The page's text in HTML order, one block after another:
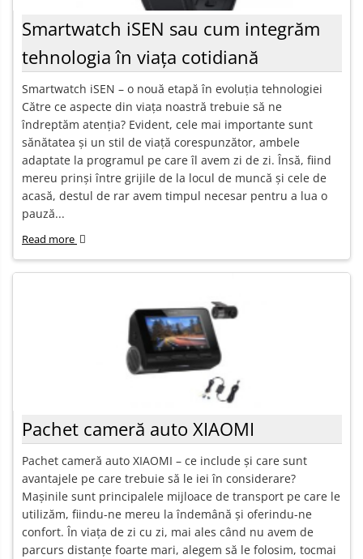
Smartwatch iSEN sau cum integrăm
tehnologia în viața cotidiană
Smartwatch iSEN – o nouă etapă în evoluția tehnologiei
Către ce aspecte din viața noastră trebuie să ne
îndreptăm atenția? Evident, cele mai importante sunt
sănătatea și un stil de viață corespunzător, ambele
adaptate la programul pe care îl avem zi de zi. Însă, fiind
mereu prinși între grijile de la locul de muncă și cele de
acasă, destul de rar avem timpul necesar pentru a lua o
pauză...
Read more
Pachet cameră auto XIAOMI
Pachet cameră auto XIAOMI – ce include și care sunt
avantajele pe care trebuie să le iei în considerare?
Mașinile sunt principalele mijloace de transport pe care le
utilizăm, fiindu-ne mereu la îndemână și oferindu-ne
confort. În viața de zi cu zi, mai ales când nu avem de
parcurs distanțe foarte mari, alegem să le folosim, tocmai